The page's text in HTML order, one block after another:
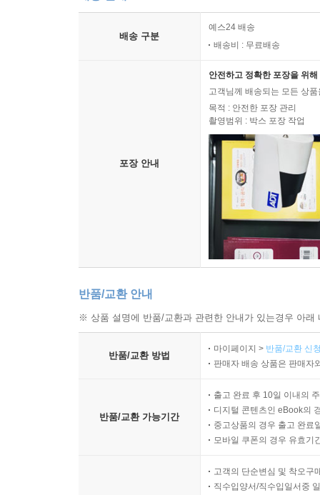
중에서
고학력 비정규직 여성들의 일하는 이야기
『코리안 티처』에는 고학력 비정규직 여성 네
이야기이기도 하다. 소설 속 네 인물은 일을 하
어떻게든 오래 다니겠다고 결심하는 ‘선이’의 간
‘미주’의 정의로움도, ‘착하다’는 말을 칭찬
생각해버리는 ‘가은’의 순진함도, 한국어의 미래
일을 하는 우리 안에 모두 존재한다. ‘우리는 지
너무도 열심히 살았던 네 명의 인물들이 저마다
존엄이 없는 곳에 사람의 존엄도 없다는 사실”을
존엄에 대한 논의가 성숙한 지금이기에, 제25회
■ 작가의 말
‘살아남는 것’에 대해 쓰고 싶었다. 살아남기 위해
소설을 쓰는 도중에 코로나바이러스 사태가 터
이 소설은 살아남았다. 이 소설이 살아남았다는
배송 구분
예스24 배송
배송비 : 무료배송
포장 안내
안전하고 정확한 포장을 위
고객님께 배송되는 모든 상
목적 : 안전한 포장 관리
촬영범위 : 박스 포장 작업
반품/교환 안내
※ 상품 설명에 반품/교환과 관련한 안내가 있는경우 아
반품/교환 방법
마이페이지 > 반품/교환 신
판매자 배송 상품은 판매자
반품/교환 가능기간
출고 완료 후 10일 이내의
디지털 콘텐츠인 eBook의
중고상품의 경우 출고 완료
모바일 쿠폰의 경우 유효기
고객의 단순변심 및 착오구
직수입양서/직수입일서중